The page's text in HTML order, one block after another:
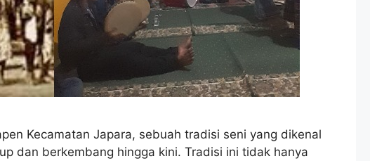
Kecamatan Japara, sebuah tradisi seni yang dikenal
dan berkembang hingga kini. Tradisi ini tidak hanya